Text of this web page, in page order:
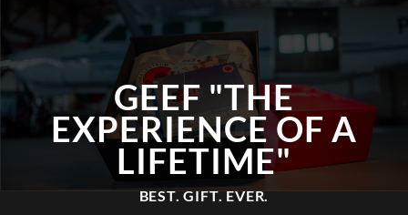
GEEF "THE
EXPERIENCE OF A
LIFETIME"
BEST. GIFT. EVER.